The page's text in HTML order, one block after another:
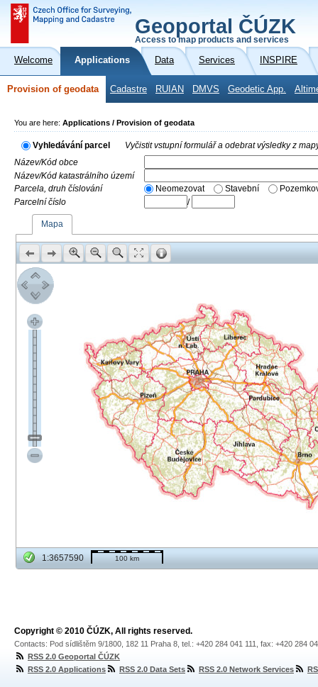
Geoportal ČÚZK
Access to map products and services
Welcome Applications Data Services INSPIRE
Provision of geodata Cadastre RUIAN DMVS Geodetic App.
You are here: Applications / Provision of geodata
Vyhledávání parcel
Vyčistit vstupní formulář a odebrat výsledky z
Název/Kód obce
Název/Kód katastrálního území
Parcela, druh číslování
Neomezovat Stavební
Parcelní číslo
/
Mapa
1:3657590 100 km
Copyright © 2010 ČÚZK, All rights reserved.
Contacts: Pod sídlištěm 9/1800, 182 11 Praha 8, tel.: +420 284 041 111, fax: +420 284
RSS 2.0 Geoportal ČÚZK
RSS 2.0 Applications
RSS 2.0 Data Sets RSS 2.0 Network Services